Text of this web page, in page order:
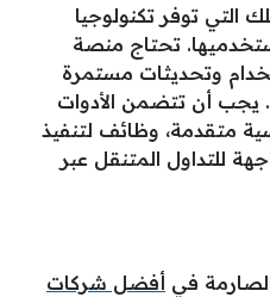
التي توفر تكنولوجيا
تحتاج منصة
وتحديثات مستمرة
يجب أن تتضمن الأدوات
متقدمة، وظائف لتنفيذ
للتداول المتنقل عبر
في أفضل شركات